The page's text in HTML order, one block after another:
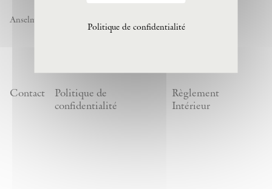
Anselm Kiefer « Noch nicht » , 1974, (c) Anselm Kiefer
Contact
Politique de
confidentialité
Règlement
Intérieur
Politique de confidentialité